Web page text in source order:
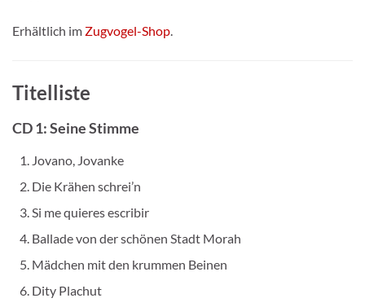
Erhältlich im Zugvogel-Shop.
Titelliste
CD 1: Seine Stimme
Jovano, Jovanke
Die Krähen schrei’n
Si me quieres escribir
Ballade von der schönen Stadt Morah
Mädchen mit den krummen Beinen
Dity Plachut